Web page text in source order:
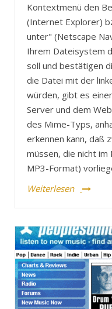
Kontextmenü den
(Internet Explorer)
unter" (Netscape
Ihrem Dateisystem
soll und bestätigen
die Datei mit der
würden, gibt es
Server und dem
des Mime-Typs,
erkennen kann, daß
müssen, die nicht
MP3-Format)
Weiterlesen